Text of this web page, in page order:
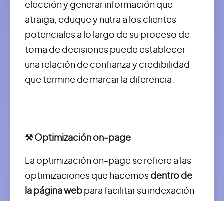
elección y generar información que
atraiga, eduque y nutra a los clientes
potenciales a lo largo de su proceso de
toma de decisiones puede establecer
una relación de confianza y credibilidad
que termine de marcar la diferencia.
⚒️ Optimización on‑page
La optimización on-page se refiere a las
optimizaciones que hacemos dentro de
la página web para facilitar su indexación